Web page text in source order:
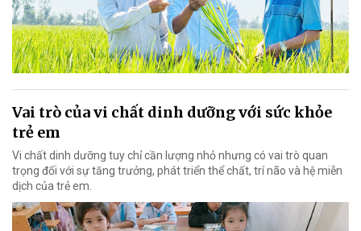
Vai trò của vi chất dinh dưỡng với sức khỏe
trẻ em
Vi chất dinh dưỡng tuy chỉ cần lượng nhỏ nhưng có vai trò quan
trọng đối với sự tăng trưởng, phát triển thể chất, trí não và hệ miễn
dịch của trẻ em.